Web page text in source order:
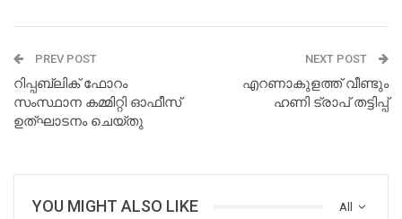
PREV POST
റിപ്പബ്ലിക് ഫോറം
സംസ്ഥാന കമ്മിറ്റി ഓഫീസ്
ഉത്ഘാടനം ചെയ്തു
NEXT POST
എറണാകുളത്ത് വീണ്ടും
ഹണി ട്രാപ് തട്ടിപ്പ്
All
YOU MIGHT ALSO LIKE